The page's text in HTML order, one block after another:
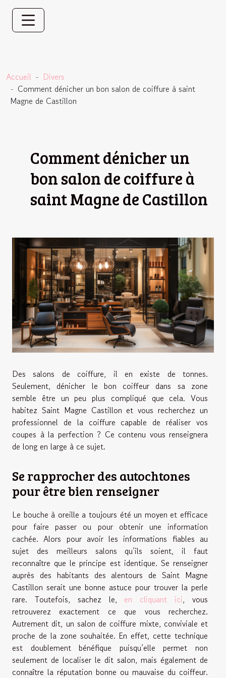
Accueil
Divers
Comment dénicher un bon salon de coiffure à saint
Magne de Castillon
Comment dénicher un
bon salon de coiffure à
saint Magne de Castillon
Des salons de coiffure, il en existe de tonnes.
Seulement, dénicher le bon coiffeur dans sa zone
semble être un peu plus compliqué que cela. Vous
habitez Saint Magne Castillon et vous recherchez un
professionnel de la coiffure capable de réaliser vos
coupes à la perfection ? Ce contenu vous renseignera
de long en large à ce sujet.
Se rapprocher des autochtones
pour être bien renseigner
Le bouche à oreille a toujours été un moyen et efficace
pour faire passer ou pour obtenir une information
cachée. Alors pour avoir les informations fiables au
sujet des meilleurs salons qu’ils soient, il faut
reconnaître que le principe est identique. Se renseigner
auprès des habitants des alentours de Saint Magne
Castillon serait une bonne astuce pour trouver la perle
rare. Toutefois, sachez le, en cliquant ici, vous
retrouverez exactement ce que vous recherchez.
Autrement dit, un salon de coiffure mixte, conviviale et
proche de la zone souhaitée. En effet, cette technique
est doublement bénéfique puisqu’elle permet non
seulement de localiser le dit salon, mais également de
connaître la réputation bonne ou mauvaise du coiffeur.